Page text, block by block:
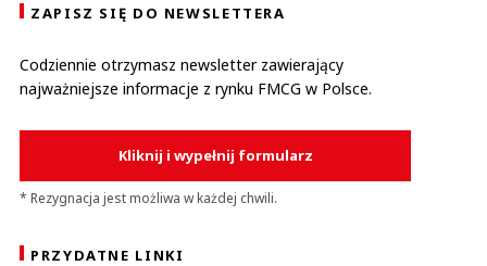
ZAPISZ SIĘ DO NEWSLETTERA
Codziennie otrzymasz newsletter zawierający
najważniejsze informacje z rynku FMCG w Polsce.
Kliknij i wypełnij formularz
* Rezygnacja jest możliwa w każdej chwili.
PRZYDATNE LINKI